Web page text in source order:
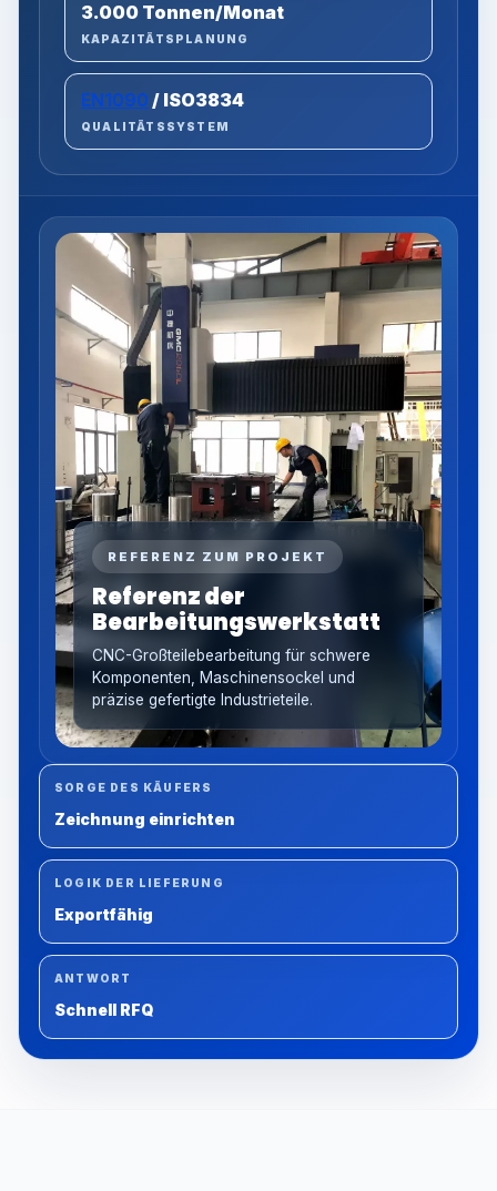
3.000 Tonnen/Monat
KAPAZITÄTSPLANUNG
EN1090 / ISO3834
QUALITÄTSSYSTEM
REFERENZ ZUM PROJEKT
Referenz der
Bearbeitungswerkstatt
CNC-Großteilebearbeitung für schwere
Komponenten, Maschinensockel und
präzise gefertigte Industrieteile.
SORGE DES KÄUFERS
Zeichnung einrichten
LOGIK DER LIEFERUNG
Exportfähig
ANTWORT
Schnell RFQ